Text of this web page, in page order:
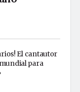
El cantautor
para